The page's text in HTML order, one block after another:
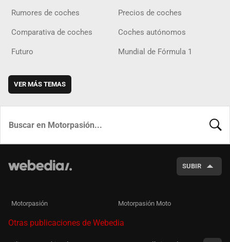
Rumores de coches Precios de coches
Comparativa de coches Coches autónomos
Futuro Mundial de Fórmula 1
VER MÁS TEMAS
SUBIR
Motorpasión Motorpasión Moto
Otras publicaciones de Webedia